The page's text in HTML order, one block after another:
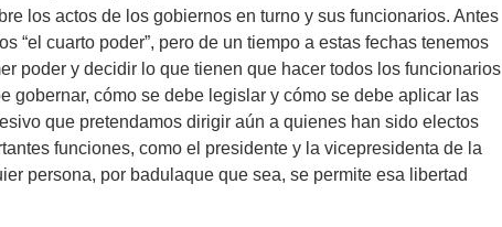
los actos de los gobiernos en turno y sus funcionarios. Antes
“el cuarto poder”, pero de un tiempo a estas fechas tenemos
poder y decidir lo que tienen que hacer todos los funcionarios
gobernar, cómo se debe legislar y cómo se debe aplicar las
que pretendamos dirigir aún a quienes han sido electos
funciones, como el presidente y la vicepresidenta de la
persona, por badulaque que sea, se permite esa libertad